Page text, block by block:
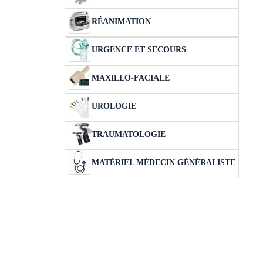
RÉANIMATION
URGENCE ET SECOURS
MAXILLO-FACIALE
UROLOGIE
TRAUMATOLOGIE
MATÉRIEL MÉDECIN GÉNÉRALISTE